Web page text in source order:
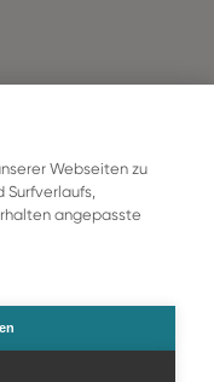
Webseiten zu
Surfverlaufs,
angepasste